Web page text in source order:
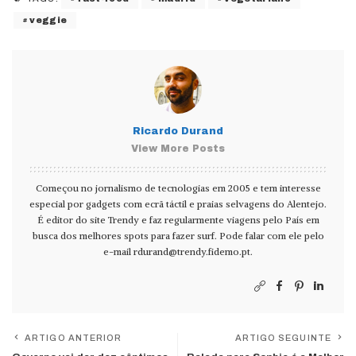
veggie
Ricardo Durand
View More Posts
Começou no jornalismo de tecnologias em 2005 e tem interesse
especial por gadgets com ecrã táctil e praias selvagens do Alentejo.
É editor do site Trendy e faz regularmente viagens pelo País em
busca dos melhores spots para fazer surf. Pode falar com ele pelo
e-mail rdurand@trendy.fidemo.pt.
ARTIGO ANTERIOR ARTIGO SEGUINTE